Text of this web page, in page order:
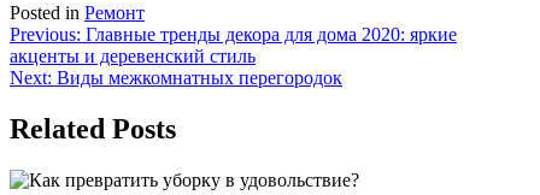
Posted in Ремонт
Навигация
по
Previous: Главные тренды декора для дома 2020: яркие
акценты и деревенский стиль
Next: Виды межкомнатных перегородок
Related Posts